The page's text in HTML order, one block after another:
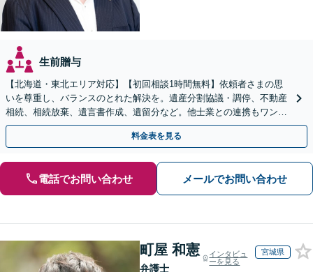
生前贈与
【北海道・東北エリア対応】【初回相談1時間無料】依頼者さまの思
いを尊重し、バランスのとれた解決を。遺産分割協議・調停、不動産
相続、相続放棄、遺言書作成、遺留分など。他士業との連携もワンス
トップで対応します【休日・夜間面談OK】
料金表を見る
電話でお問い合わせ メールでお問い合わせ
町屋 和憲
弁護士
インタビュ
ーを見る
宮城県